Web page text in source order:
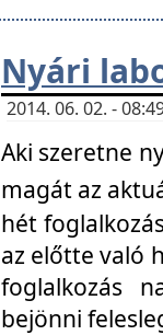
Nyári
2014. 06. 02. -
Aki szeretne
magát az
hét
az előtte való
foglalkozás
bejönni